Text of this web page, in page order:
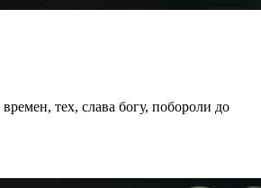
тех, слава богу, побороли до